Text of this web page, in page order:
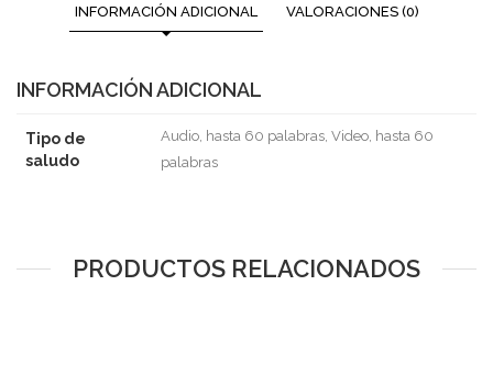
INFORMACIÓN ADICIONAL VALORACIONES (0)
INFORMACIÓN ADICIONAL
Tipo de
saludo
Audio, hasta 60 palabras, Video, hasta 60
palabras
PRODUCTOS RELACIONADOS